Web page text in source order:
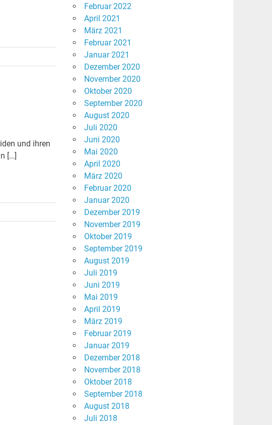
und ihren
[…]
Februar 2022
April 2021
März 2021
Februar 2021
Januar 2021
Dezember 2020
November 2020
Oktober 2020
September 2020
August 2020
Juli 2020
Juni 2020
Mai 2020
April 2020
März 2020
Februar 2020
Januar 2020
Dezember 2019
November 2019
Oktober 2019
September 2019
August 2019
Juli 2019
Juni 2019
Mai 2019
April 2019
März 2019
Februar 2019
Januar 2019
Dezember 2018
November 2018
Oktober 2018
September 2018
August 2018
Juli 2018